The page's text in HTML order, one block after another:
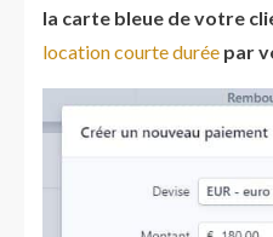
la carte bleue de votre
location courte durée par